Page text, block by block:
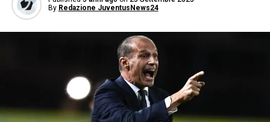
By Redazione JuventusNews24